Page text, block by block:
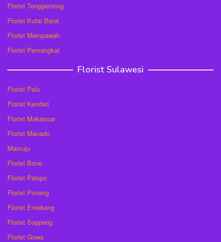
Florist Tenggaronng
Florist Kutai Barat
Florist Mempawah
Florist Pemangkat
Florist Sulawesi
Florist Palu
Florist Kendari
Florist Makassar
Florist Manado
Mamuju
Florist Bone
Florist Palopo
Florist Pinrang
Florist Enrekang
Florist Soppeng
Florist Gowa